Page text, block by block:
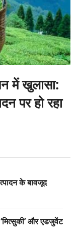
में खुलासा:
पर हो रहा
के बावजूद
और एडजुवेंट